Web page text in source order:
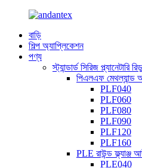
বাড়ি
শিল্প অ্যাপ্লিকেশন
পণ্য
স্ট্যান্ডার্ড সিরিজ প্ল্যানেটারি
পিএলএফ মেথল্যান্ড
PLF040
PLF060
PLF080
PLF090
PLF120
PLF160
PLE রাউন্ড ফ্ল্যাঞ্জ
PLE040